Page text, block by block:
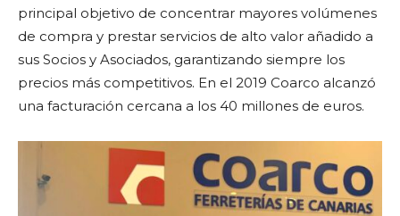
principal objetivo de concentrar mayores volúmenes
de compra y prestar servicios de alto valor añadido a
sus Socios y Asociados, garantizando siempre los
precios más competitivos. En el 2019 Coarco alcanzó
una facturación cercana a los 40 millones de euros.